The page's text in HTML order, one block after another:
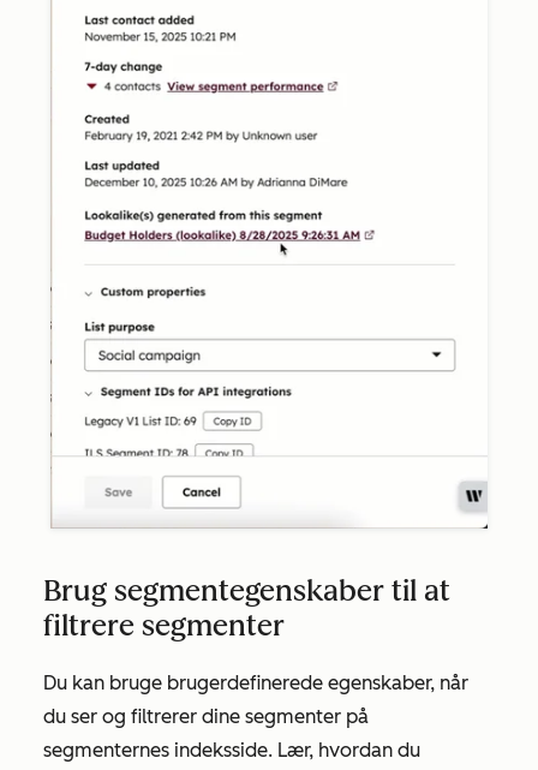
Brug segmentegenskaber til at
filtrere segmenter
Du kan bruge brugerdefinerede egenskaber, når
du ser og filtrerer dine segmenter på
segmenternes indeksside. Lær, hvordan du